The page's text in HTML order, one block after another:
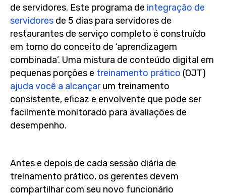
de servidores. Este programa de integração de
servidores de 5 dias para servidores de
restaurantes de serviço completo é construído
em torno do conceito de ‘aprendizagem
combinada’. Uma mistura de conteúdo digital em
pequenas porções e treinamento prático (OJT)
ajuda você a alcançarum treinamento
consistente, eficaz e envolvente que pode ser
facilmente monitorado para avaliações de
desempenho.
Antes e depois de cada sessão diária de
treinamento prático, os gerentes devem
compartilhar com seu novo funcionário